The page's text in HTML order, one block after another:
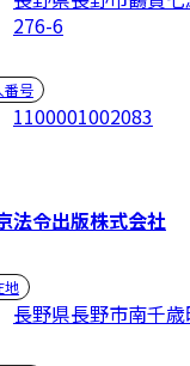
276-6
番号
1100001002083
法令出版株式会社
地
長野県長野市南千